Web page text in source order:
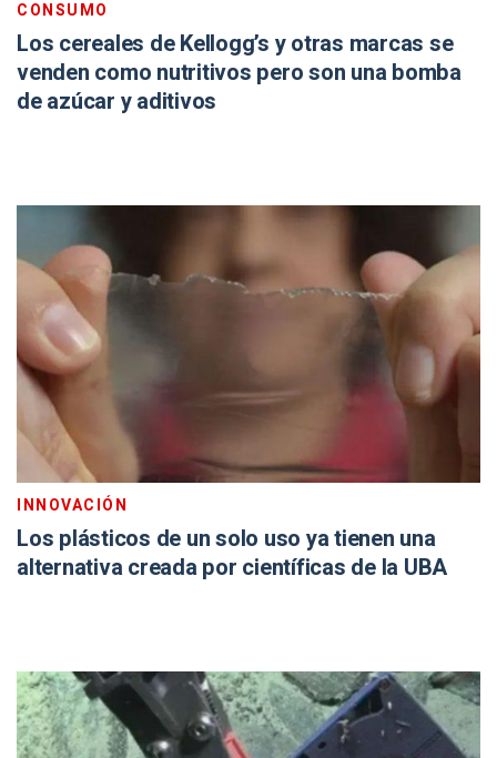
CONSUMO
Los cereales de Kellogg’s y otras marcas se
venden como nutritivos pero son una bomba
de azúcar y aditivos
INNOVACIÓN
Los plásticos de un solo uso ya tienen una
alternativa creada por científicas de la UBA